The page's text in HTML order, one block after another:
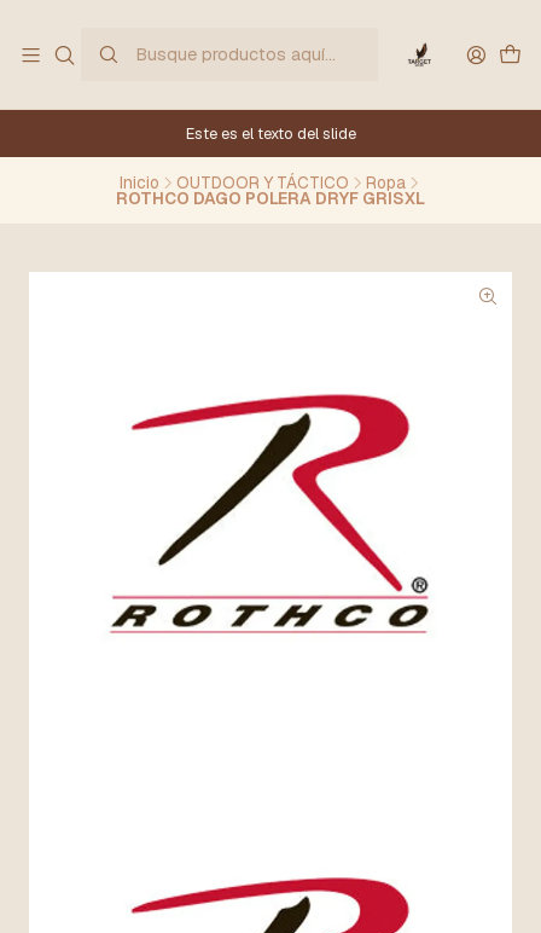
Este es el texto del slide
Inicio OUTDOOR Y TÁCTICO Ropa
ROTHCO DAGO POLERA DRYF GRISXL